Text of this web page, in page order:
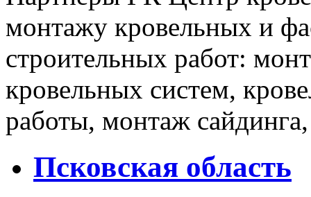
монтажу кровельных и
строительных работ:
кровельных систем,
работы, монтаж
Псковская область